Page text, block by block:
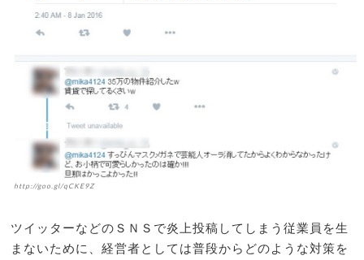
http://goo.gl/qCKE9Z
ツイッターなどのＳＮＳで炎上投稿してしまう従業員を生
まないために、経営者としては普段からどのような対策を